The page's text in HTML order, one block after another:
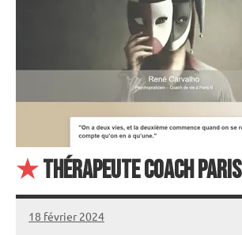
★Thérapeute coach Paris
18 février 2024
annuairecoaching